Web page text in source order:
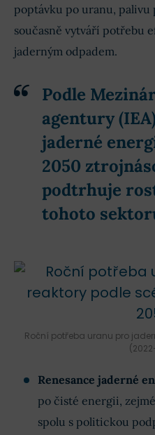
poptávku po uranu, palivu
současně vytváří potřebu
jaderným odpadem.
Podle
agentury
jaderné
2050
podtrhuje
tohoto
Roční potřeba uranu pro
Renesance jaderné
po čisté energii,
spolu s politickou